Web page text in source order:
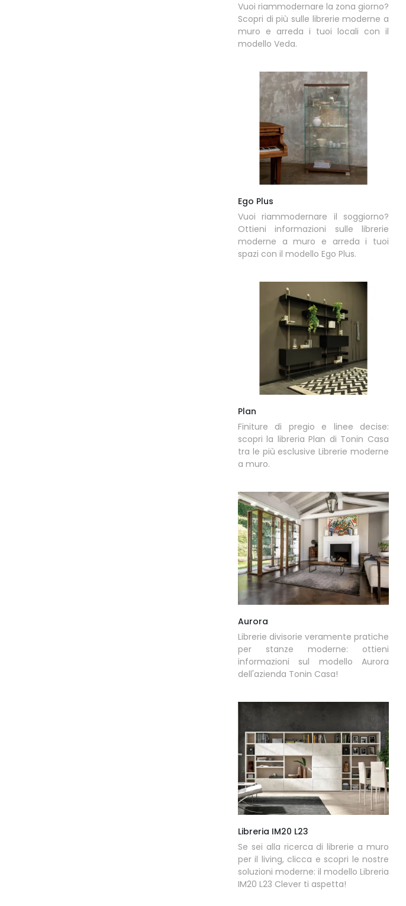
Vuoi riammodernare la zona giorno?
Scopri di più sulle librerie moderne a
muro e arreda i tuoi locali con il
modello Veda.
Ego Plus
Vuoi riammodernare il soggiorno?
Ottieni informazioni sulle librerie
moderne a muro e arreda i tuoi
spazi con il modello Ego Plus.
Plan
Finiture di pregio e linee decise:
scopri la libreria Plan di Tonin Casa
tra le più esclusive Librerie moderne
a muro.
Aurora
Librerie divisorie veramente pratiche
per stanze moderne: ottieni
informazioni sul modello Aurora
dell'azienda Tonin Casa!
Libreria IM20 L23
Se sei alla ricerca di librerie a muro
per il living, clicca e scopri le nostre
soluzioni moderne: il modello Libreria
IM20 L23 Clever ti aspetta!